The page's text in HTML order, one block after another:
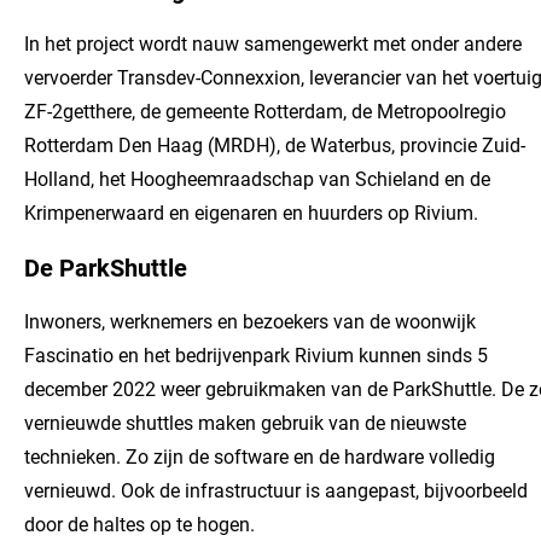
In het project wordt nauw samengewerkt met onder andere
vervoerder Transdev-Connexxion, leverancier van het voertuig
ZF-2getthere, de gemeente Rotterdam, de Metropoolregio
Rotterdam Den Haag (MRDH), de Waterbus, provincie Zuid-
Holland, het Hoogheemraadschap van Schieland en de
Krimpenerwaard en eigenaren en huurders op Rivium.
De ParkShuttle
Inwoners, werknemers en bezoekers van de woonwijk
Fascinatio en het bedrijvenpark Rivium kunnen sinds 5
december 2022 weer gebruikmaken van de ParkShuttle. De
vernieuwde shuttles maken gebruik van de nieuwste
technieken. Zo zijn de software en de hardware volledig
vernieuwd. Ook de infrastructuur is aangepast, bijvoorbeeld
door de haltes op te hogen.